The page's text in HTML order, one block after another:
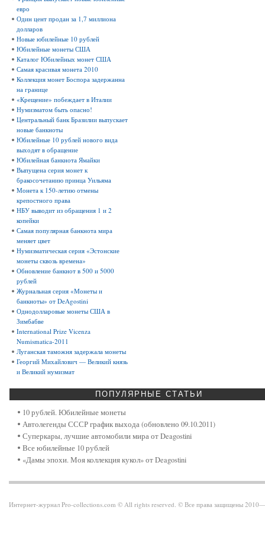
евро
Один цент продан за 1,7 миллиона
долларов
Новые юбилейные 10 рублей
Юбилейные монеты США
Каталог Юбилейных монет США
Самая красивая монета 2010
Коллекция монет Боспора задержанна
на границе
«Крещение» побеждает в Италии
Нумизматом быть опасно!
Центральный банк Бразилии выпускает
новые банкноты
Юбилейные 10 рублей нового вида
выходят в обращение
Юбилейная банкнота Ямайки
Выпущена серия монет к
бракосочетанию принца Уильяма
Монета к 150-летию отмены
крепостного права
НБУ выводит из обращения 1 и 2
копейки
Самая популярная банкнота мира
меняет цвет
Нумизматическая серия «Эстонские
монеты сквозь времена»
Обновление банкнот в 500 и 5000
рублей
Журнальная серия «Монеты и
банкноты» от DeAgostini
Однодолларовые монеты США в
Зимбабве
International Prize Vicenza
Numismatica-2011
Луганская таможня задержала монеты
Георгий Михайлович — Великий князь
и Великий нумизмат
ПОПУЛЯРНЫЕ СТАТЬИ
10 рублей. Юбилейные монеты
Автолегенды СССР график выхода (обновлено 09.10.2011)
Суперкары, лучшие автомобили мира от Deagostini
Все юбилейные 10 рублей
«Дамы эпохи. Моя коллекция кукол» от Deagostini
Интернет-журнал Pro-collections.com © All rights reserved. © Все права защищены